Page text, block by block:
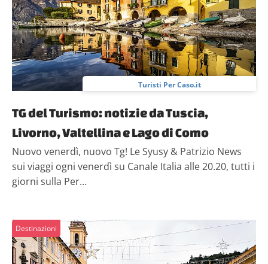
Turisti Per Caso.it
TG del Turismo: notizie da Tuscia,
Livorno, Valtellina e Lago di Como
Nuovo venerdì, nuovo Tg! Le Syusy & Patrizio News
sui viaggi ogni venerdì su Canale Italia alle 20.20, tutti i
giorni sulla Per...
Destinazioni